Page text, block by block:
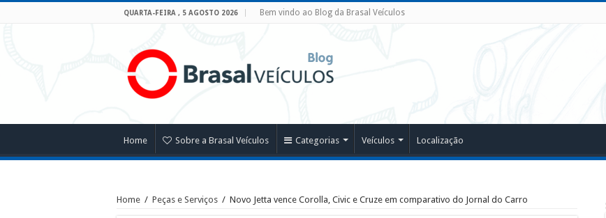
QUARTA-FEIRA , 5 AGOSTO 2026 Bem vindo ao Blog da Brasal Veículos
Home Sobre a Brasal Veículos Categorias Veículos Localização
Home / Peças e Serviços / Novo Jetta vence Corolla, Civic e Cruze em comparativo do Jornal do Carro